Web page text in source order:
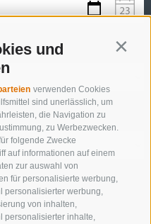
und
verwenden Cookies
sind unerlässlich, um
die Navigation zu
zu Werbezwecken.
folgende Zwecke
auf informationen auf einem
zur auswahl von
für personalisierte werbung,
personalisierter werbung,
von inhalten,
personalisierter inhalte,